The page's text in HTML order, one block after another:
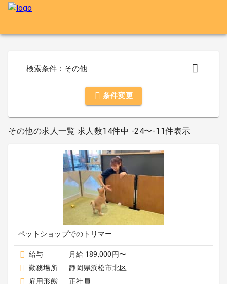
検索条件：その他
条件変更
その他の求人一覧 求人数14件中 -24〜-11件表示
ペットショップでのトリマー
給与
月給 189,000円〜
勤務場所
静岡県浜松市北区
雇用形態
正社員